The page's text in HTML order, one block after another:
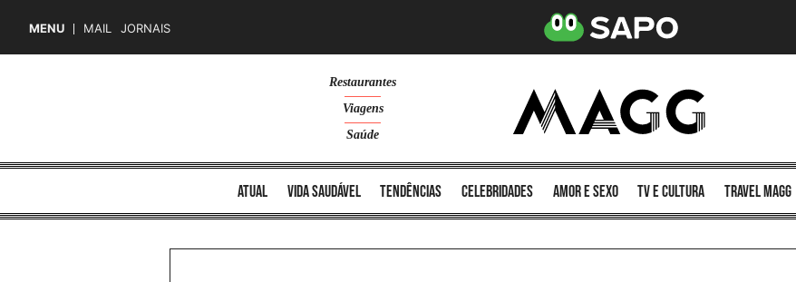
MENU MAIL JORNAIS
Restaurantes
Viagens
Saúde
atual vida saudável tendências celebridades amor e sexo TV e cultura Travel MAGG